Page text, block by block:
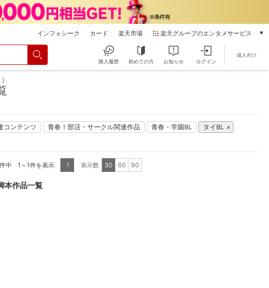
インフォシーク カード 楽天市場 楽天グループのエンタメサービス
本/ゲーム/CD/DVD
雑誌読み放題
楽天マガジン
動画配信
購入履歴 初めての方 お知らせ ログイン
成人向け
コンテンツ 青春！部活・サークル関連作品 青春・学園BL
タイBL
中 1～1件を表示 1 表示数 30 60 90
本作品一覧